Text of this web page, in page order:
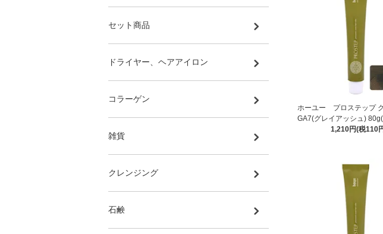
ホーユー プロステップ
GA7(グレイアッシュ)
1,210円(税110
セット商品
ドライヤー、ヘアアイロン
コラーゲン
雑貨
クレンジング
石鹸